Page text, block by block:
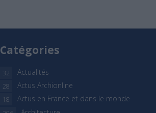
Catégories
Actualités
32
Actus Archionline
28
Actus en France et dans le monde
18